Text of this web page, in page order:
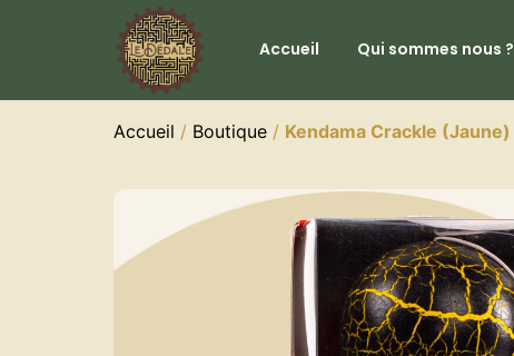
Accueil Qui sommes nous ?
Accueil / Boutique / Kendama Crackle (Jaune)